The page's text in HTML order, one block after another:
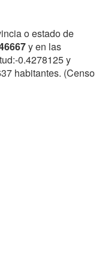
o estado de
y en las
0.4278125 y
habitantes. (Censo